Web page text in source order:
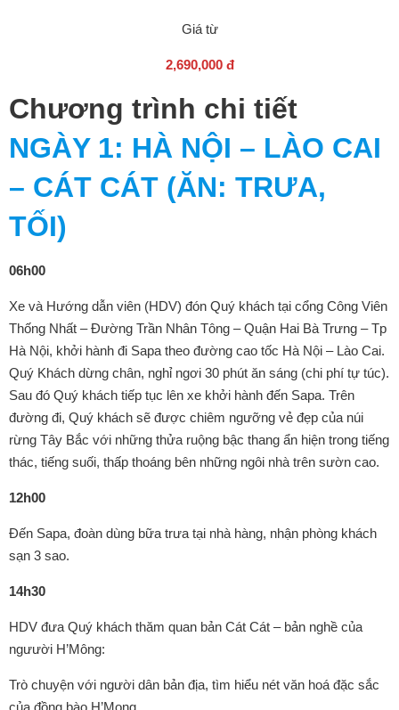
Giá từ
2,690,000 đ
Chương trình chi tiết
NGÀY 1: HÀ NỘI – LÀO CAI
– CÁT CÁT (ĂN: TRƯA,
TỐI)
06h00
Xe và Hướng dẫn viên (HDV) đón Quý khách tại cổng Công Viên
Thống Nhất – Đường Trần Nhân Tông – Quận Hai Bà Trưng – Tp
Hà Nội, khởi hành đi Sapa theo đường cao tốc Hà Nội – Lào Cai.
Quý Khách dừng chân, nghỉ ngơi 30 phút ăn sáng (chi phí tự túc).
Sau đó Quý khách tiếp tục lên xe khởi hành đến Sapa. Trên
đường đi, Quý khách sẽ được chiêm ngưỡng vẻ đẹp của núi
rừng Tây Bắc với những thửa ruộng bậc thang ẩn hiện trong tiếng
thác, tiếng suối, thấp thoáng bên những ngôi nhà trên sườn cao.
12h00
Đến Sapa, đoàn dùng bữa trưa tại nhà hàng, nhận phòng khách
sạn 3 sao.
14h30
HDV đưa Quý khách thăm quan bản Cát Cát – bản nghề của
ngưười H’Mông:
Trò chuyện với người dân bản địa, tìm hiểu nét văn hoá đặc sắc
của đồng bào H’Mong